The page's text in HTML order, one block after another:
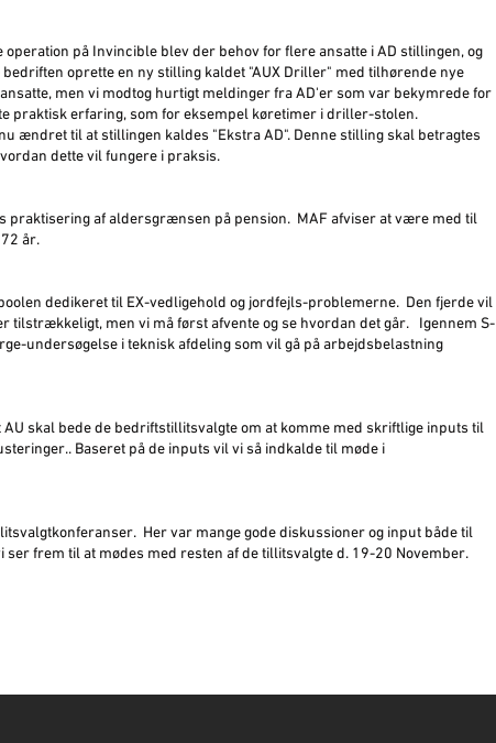
på Invincible blev der behov for flere ansatte i AD stillingen, og
oprette en ny stilling kaldet "AUX Driller" med tilhørende nye
men vi modtog hurtigt meldinger fra AD'er som var bekymrede for
praktisk erfaring, som for eksempel køretimer i driller-stolen.
ændret til at stillingen kaldes "Ekstra AD". Denne stilling skal betragtes
dette vil fungere i praksis.
praktisering af aldersgrænsen på pension. MAF afviser at være med til
år.
dedikeret til EX-vedligehold og jordfejls-problemerne. Den fjerde vil
tilstrækkeligt, men vi må først afvente og se hvordan det går. Igennem S-
undersøgelse i teknisk afdeling som vil gå på arbejdsbelastning
skal bede de bedriftstillitsvalgte om at komme med skriftlige inputs til
Baseret på de inputs vil vi så indkalde til møde i
Her var mange gode diskussioner og input både til
ser frem til at mødes med resten af de tillitsvalgte d. 19-20 November.